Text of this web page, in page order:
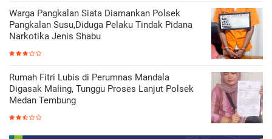
Warga Pangkalan Siata Diamankan Polsek
Pangkalan Susu,Diduga Pelaku Tindak Pidana
Narkotika Jenis Shabu
Rumah Fitri Lubis di Perumnas Mandala
Digasak Maling, Tunggu Proses Lanjut Polsek
Medan Tembung